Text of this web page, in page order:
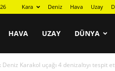
Kara Deniz Hava Uzay
HAVA UZAY DÜNYA
Karakol uçağı 4 denizaltıyı tespit